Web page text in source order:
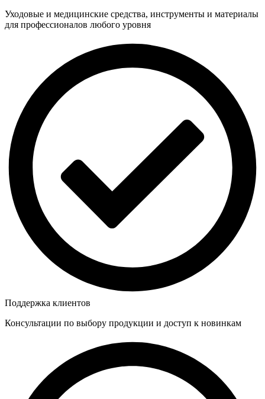
Уходовые и медицинские средства, инструменты и материалы
для профессионалов любого уровня
Поддержка клиентов
Консультации по выбору продукции и доступ к новинкам